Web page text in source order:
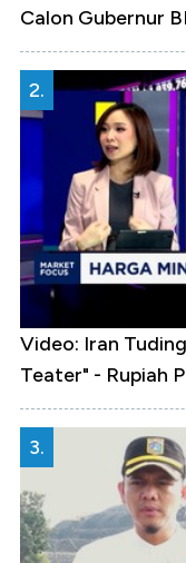
Calon Gubernur BI
2.
Video: Iran
Teater" - Rupiah
3.